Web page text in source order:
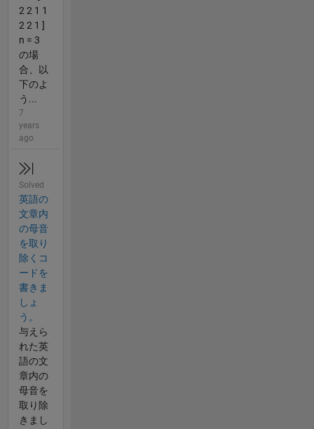
2 2 1 1
2 2 1 ]
n = 3
の場
合、以
下のよ
う...
7
years
ago
Solved
英語の
文章内
の母音
を取り
除くコ
ードを
書きま
しょ
う。
与えら
れた英
語の文
章内の
母音を
取り除
きまし